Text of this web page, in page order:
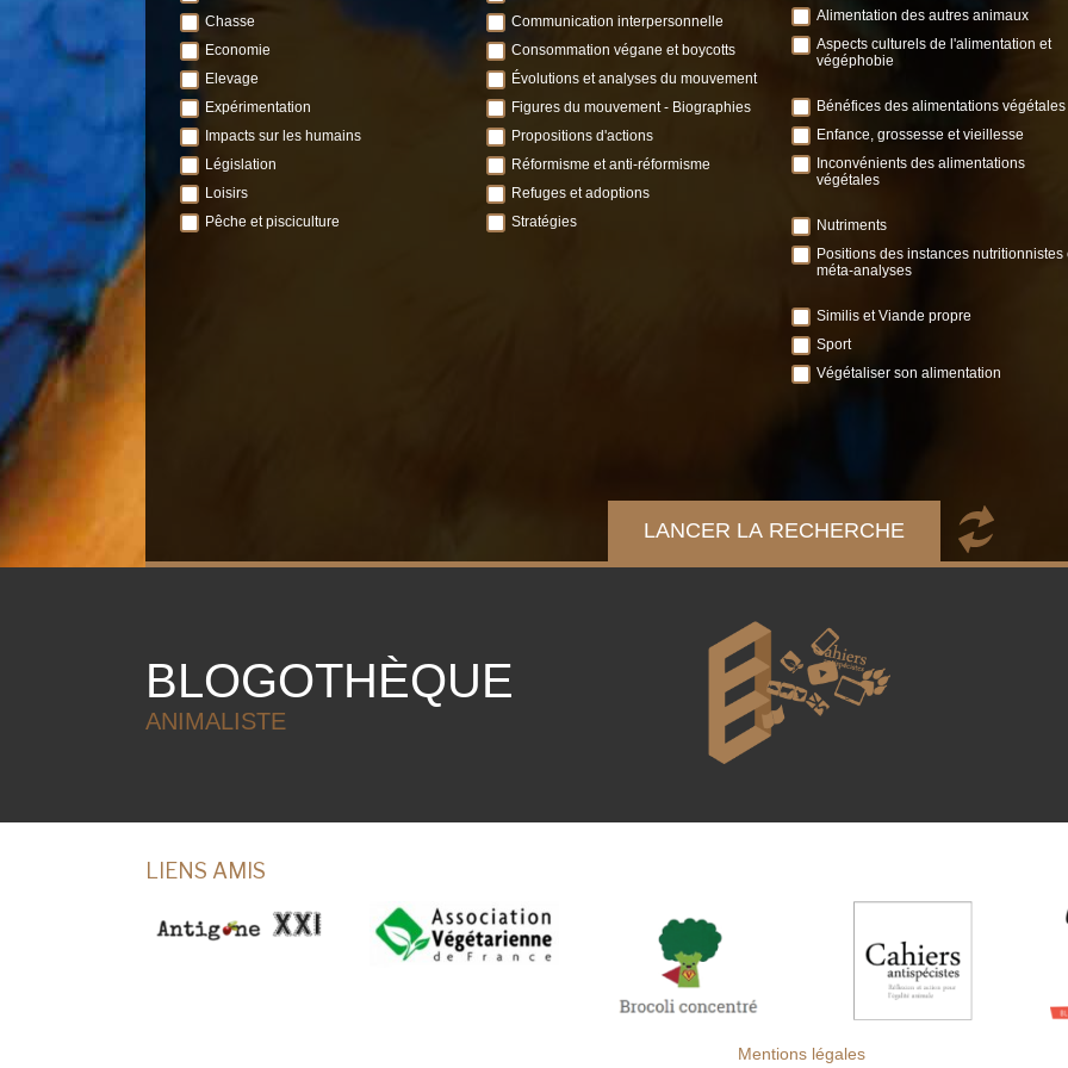
Chasse
Economie
Elevage
Expérimentation
Impacts sur les humains
Législation
Loisirs
Pêche et pisciculture
Communication interpersonnelle
Consommation végane et boycotts
Évolutions et analyses du mouvement
Figures du mouvement - Biographies
Propositions d'actions
Réformisme et anti-réformisme
Refuges et adoptions
Stratégies
Alimentation des autres animaux
Aspects culturels de l'alimentation et
végéphobie
Bénéfices des alimentations végétales
Enfance, grossesse et vieillesse
Inconvénients des alimentations
végétales
Nutriments
Positions des instances nutritionnistes
méta-analyses
Similis et Viande propre
Sport
Végétaliser son alimentation
LANCER LA RECHERCHE
BLOGOTHÈQUE
ANIMALISTE
LIENS AMIS
Mentions légales